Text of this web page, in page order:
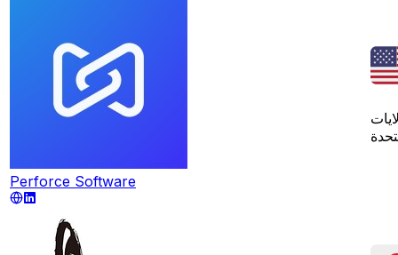
Perforce Software